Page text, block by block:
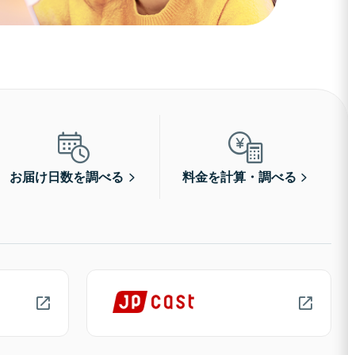
お届け日数を調べる 料金を計算・調べる